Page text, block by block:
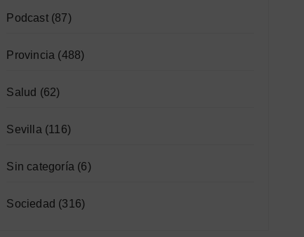
Podcast(87)
Provincia (488)
Salud (62)
Sevilla (116)
Sin categoría (6)
Sociedad (316)